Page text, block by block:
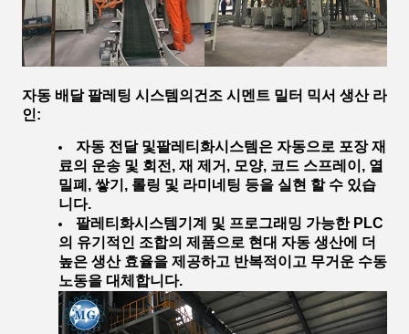
자동 배달 팔레팅 시스템 의 건조 시멘트 밀터 믹서 생산 라
인:
자동 전달 및팔레티화시스템은 자동으로 포장 재
료의 운송 및 회전, 재 제거, 모양, 코드 스프레이, 열
밀폐, 쌓기, 롤링 및 라미네팅 등을 실현 할 수 있습
니다.
팔레티화시스템 기계 및 프로그래밍 가능한 PLC
의 유기적인 조합의 제품으로 현대 자동 생산에 더
높은 생산 효율을 제공하고 반복적이고 무거운 수동
노동을 대체합니다.